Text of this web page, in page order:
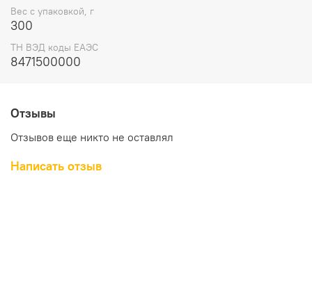
Вес с упаковкой, г
300
ТН ВЭД коды ЕАЭС
8471500000
Отзывы
Отзывов еще никто не оставлял
Написать отзыв